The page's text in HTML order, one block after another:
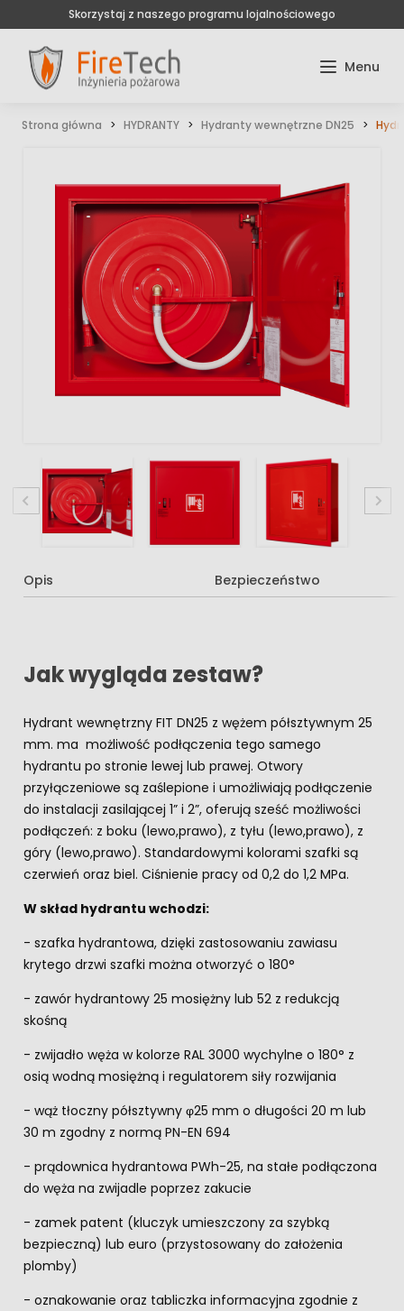
Skorzystaj z naszego programu lojalnościowego
Strona główna HYDRANTY Hydranty wewnętrzne DN25
Opis Bezpieczeństwo
Jak wygląda zestaw?
Hydrant wewnętrzny FIT DN25 z wężem półsztywnym 25
mm. ma możliwość podłączenia tego samego
hydrantu po stronie lewej lub prawej. Otwory
przyłączeniowe są zaślepione i umożliwiają podłączenie
do instalacji zasilającej 1” i 2”, oferują sześć możliwości
podłączeń: z boku (lewo,prawo), z tyłu (lewo,prawo), z
góry (lewo,prawo). Standardowymi kolorami szafki są
czerwień oraz biel. Ciśnienie pracy od 0,2 do 1,2 MPa.
W skład hydrantu wchodzi:
- szafka hydrantowa, dzięki zastosowaniu zawiasu
krytego drzwi szafki można otworzyć o 180°
- zawór hydrantowy 25 mosiężny lub 52 z redukcją
skośną
- zwijadło węża w kolorze RAL 3000 wychylne o 180° z
osią wodną mosiężną i regulatorem siły rozwijania
- wąż tłoczny półsztywny φ25 mm o długości 20 m lub
30 m zgodny z normą PN-EN 694
- prądownica hydrantowa PWh-25, na stałe podłączona
do węża na zwijadle poprzez zakucie
- zamek patent (kluczyk umieszczony za szybką
bezpieczną) lub euro (przystosowany do założenia
plomby)
- oznakowanie oraz tabliczka informacyjna zgodnie z